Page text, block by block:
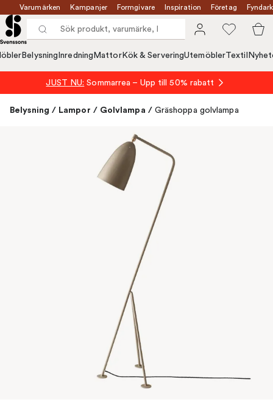
Varumärken Kampanjer Formgivare Inspiration Företag
Belysning Inredning MattorKök & ServeringUtemöblerTextil
JUST NU: Sommarrea – Upp till 50% rabatt
Belysning / Lampor / Golvlampa / Gräshoppa golvlampa